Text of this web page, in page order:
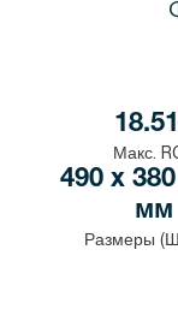
Макс.
490 x
мм
Размеры